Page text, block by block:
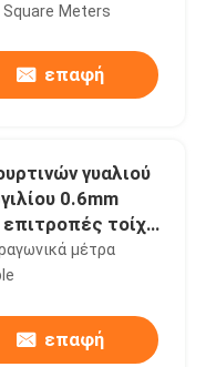
Square Meters
επαφή
γυαλιού
0.6mm
τοίχων
μέτρα
επαφή